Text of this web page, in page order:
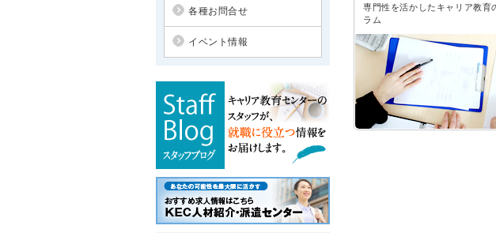
専門性を活かしたキャリア教育
ラム
各種お問合せ
イベント情報